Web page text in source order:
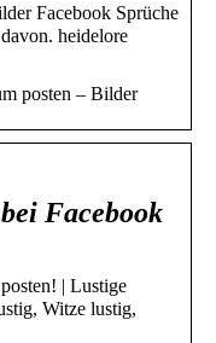
Facebook Sprüche
heidelore
posten – Bilder
Facebook
| Lustige
Witze lustig,